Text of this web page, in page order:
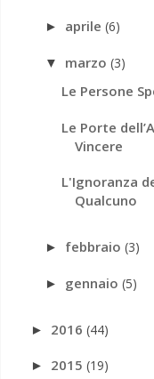
► aprile(6)
▼ marzo(3)
Le Persone
Le Porte
Vincere
L'Ignoranza
Qualcuno
► febbraio(3)
► gennaio(5)
► 2016 (44)
► 2015 (19)